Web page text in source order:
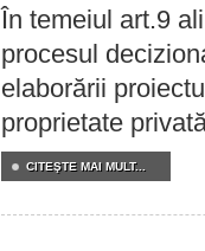
În temeiul art.9
procesul
elaborării
proprietate
CITEŞTE MAI MULT...